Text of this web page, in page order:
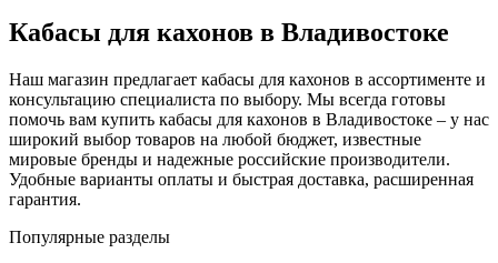
Кабасы для кахонов в Владивостоке
Наш магазин предлагает кабасы для кахонов в ассортименте и
консультацию специалиста по выбору. Мы всегда готовы
помочь вам купить кабасы для кахонов в Владивостоке – у нас
широкий выбор товаров на любой бюджет, известные
мировые бренды и надежные российские производители.
Удобные варианты оплаты и быстрая доставка, расширенная
гарантия.
Популярные разделы